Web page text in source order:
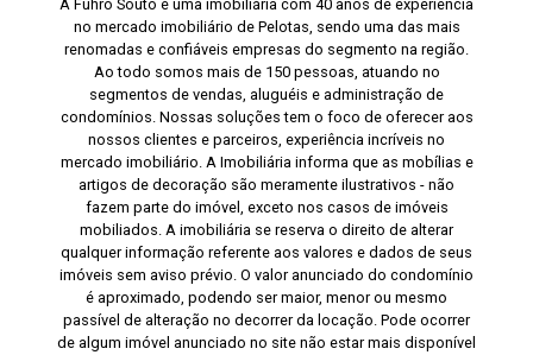
A Fuhro Souto é uma imobiliária com 40 anos de experiência
no mercado imobiliário de Pelotas, sendo uma das mais
renomadas e confiáveis empresas do segmento na região.
Ao todo somos mais de 150 pessoas, atuando no
segmentos de vendas, aluguéis e administração de
condomínios. Nossas soluções tem o foco de oferecer aos
nossos clientes e parceiros, experiência incríveis no
mercado imobiliário. A Imobiliária informa que as mobílias e
artigos de decoração são meramente ilustrativos - não
fazem parte do imóvel, exceto nos casos de imóveis
mobiliados. A imobiliária se reserva o direito de alterar
qualquer informação referente aos valores e dados de seus
imóveis sem aviso prévio. O valor anunciado do condomínio
é aproximado, podendo ser maior, menor ou mesmo
passível de alteração no decorrer da locação. Pode ocorrer
de algum imóvel anunciado no site não estar mais disponível